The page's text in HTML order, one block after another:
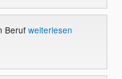
Berufweiterlesen